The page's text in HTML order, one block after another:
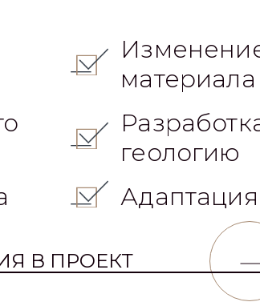
геологию
В ПРОЕКТ